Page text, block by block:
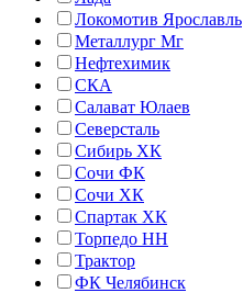
Локомотив Ярославль
Металлург Мг
Нефтехимик
СКА
Салават Юлаев
Северсталь
Сибирь ХК
Сочи ФК
Сочи ХК
Спартак ХК
Торпедо НН
Трактор
ФК Челябинск